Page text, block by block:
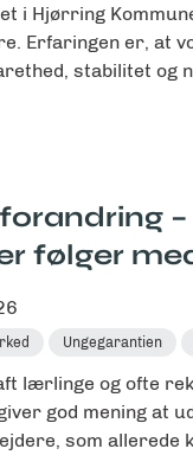
i Hjørring
Erfaringen er, at
stabilitet og
følger
Ungegarantien
lærlinge og ofte
god mening at
som allerede